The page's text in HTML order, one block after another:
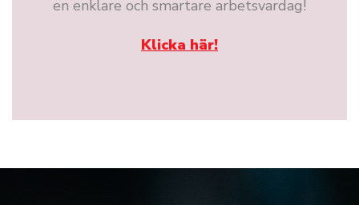
en enklare och smartare arbetsvardag!
Klicka här!